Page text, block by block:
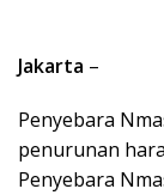
Jakarta –
Penyebara
penurunan
Penyebara